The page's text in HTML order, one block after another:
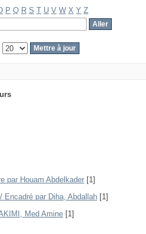
P Q R S T U V W X Y Z
par Houam Abdelkader [1]
Encadré par Diha, Abdallah [1]
Med Amine [1]